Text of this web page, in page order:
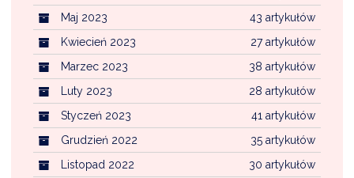
43 artykułów
Maj 2023
27 artykułów
Kwiecień 2023
38 artykułów
Marzec 2023
28 artykułów
Luty 2023
41 artykułów
Styczeń 2023
35 artykułów
Grudzień 2022
30 artykułów
Listopad 2022